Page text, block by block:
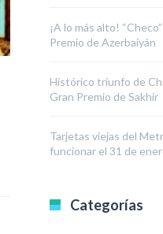
¡A lo más alto!
Premio de Azerbaiyán
Histórico triunfo de
Gran Premio de Sakhir
Tarjetas viejas del
funcionar el 31 de
Categorías